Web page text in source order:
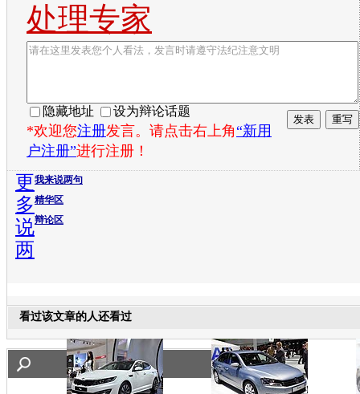
处理专家
隐藏地址 设为辩论话题
*欢迎您注册发言。请点击右上角“新用
户注册”进行注册！
我来说两句
精华区
辩论区
更
多
说
两
看过该文章的人还看过